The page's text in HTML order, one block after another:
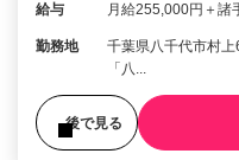
給与 月給255,000円＋諸
勤務地
千葉県八千代市村
「八...
後で見る